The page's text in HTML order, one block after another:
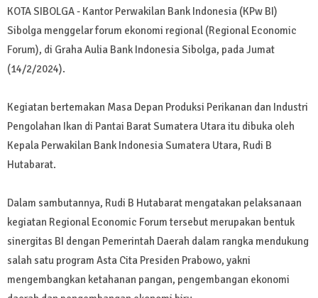
KOTA SIBOLGA - Kantor Perwakilan Bank Indonesia (KPw BI)
Sibolga menggelar forum ekonomi regional (Regional Economic
Forum), di Graha Aulia Bank Indonesia Sibolga, pada Jumat
(14/2/2024).
Kegiatan bertemakan Masa Depan Produksi Perikanan dan Industri
Pengolahan Ikan di Pantai Barat Sumatera Utara itu dibuka oleh
Kepala Perwakilan Bank Indonesia Sumatera Utara, Rudi B
Hutabarat.
Dalam sambutannya, Rudi B Hutabarat mengatakan pelaksanaan
kegiatan Regional Economic Forum tersebut merupakan bentuk
sinergitas BI dengan Pemerintah Daerah dalam rangka mendukung
salah satu program Asta Cita Presiden Prabowo, yakni
mengembangkan ketahanan pangan, pengembangan ekonomi